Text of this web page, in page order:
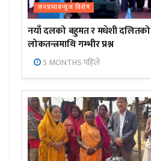
जनप्रभाबन्युज विशेष
नयाँ दलको बहुमत र मधेशी दलितको
लोकतन्त्रमाथि गम्भीर प्रश्न
5 MONTHS पहिले